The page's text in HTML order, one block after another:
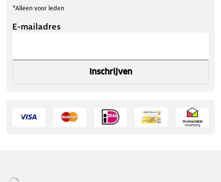
*Alleen voor leden
E-mailadres
Inschrijven